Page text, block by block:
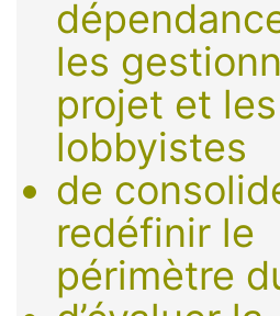
les
projet et les
lobbyistes
de
redéfinir le
périmètre